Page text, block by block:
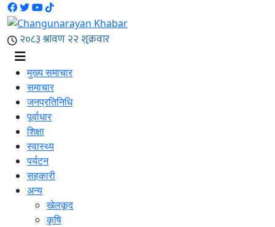
मुख्य समाचार
समाचार
जनप्रतिनिधि
पूर्वाधार
शिक्षा
स्वास्थ्य
पर्यटन
सहकारी
अन्य
खेलकूद
कृषि